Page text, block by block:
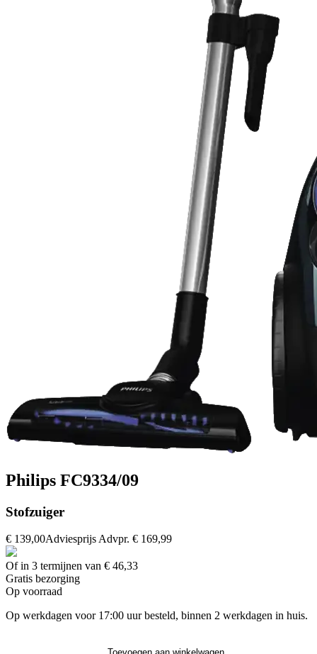
Philips FC9334/09
Stofzuiger
€ 139,00Adviesprijs Advpr. € 169,99
Of in 3 termijnen van € 46,33
Gratis bezorging
Op voorraad
Op werkdagen voor 17:00 uur besteld, binnen 2 werkdagen in huis.